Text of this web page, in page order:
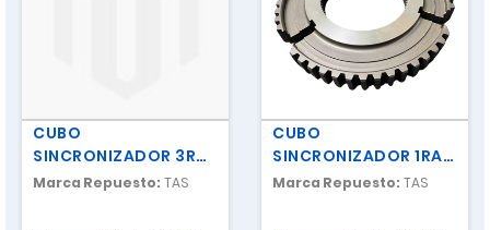
CUBO
SINCRONIZADOR 3RA /
4TA
Marca Repuesto: TAS
CUBO
SINCRONIZADOR 1RA /
2DA
Marca Repuesto: TAS